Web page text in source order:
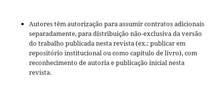
Autores têm autorização para assumir contratos adicionais
separadamente, para distribuição não-exclusiva da versão
do trabalho publicada nesta revista (ex.: publicar em
repositório institucional ou como capítulo de livro), com
reconhecimento de autoria e publicação inicial nesta
revista.